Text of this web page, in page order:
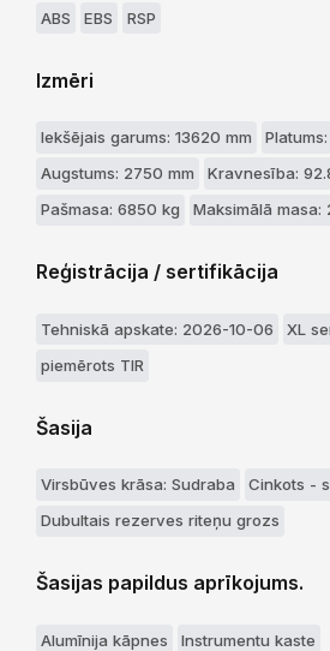
ABS EBS RSP
Izmēri
Iekšējais garums: 13620 mm
Augstums: 2750 mm
Kravnesība:
Pašmasa: 6850 kg
Maksimālā masa:
Reģistrācija / sertifikācija
Tehniskā apskate: 2026-10-06
XL
piemērots TIR
Šasija
Virsbūves krāsa: Sudraba
Cinkots -
Dubultais rezerves riteņu grozs
Šasijas papildus aprīkojums.
Alumīnija kāpnes Instrumentu kaste